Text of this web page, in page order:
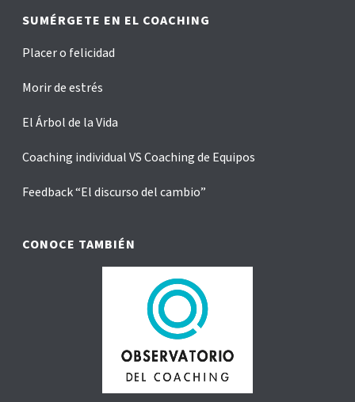
SUMÉRGETE EN EL COACHING
Placer o felicidad
Morir de estrés
El Árbol de la Vida
Coaching individual VS Coaching de Equipos
Feedback “El discurso del cambio”
CONOCE TAMBIÉN